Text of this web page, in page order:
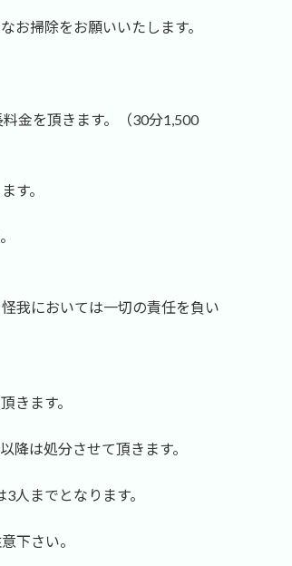
お掃除をお願いいたします。
金を頂きます。（30分1,500
す。
我においては一切の責任を負い
きます。
降は処分させて頂きます。
人までとなります。
下さい。